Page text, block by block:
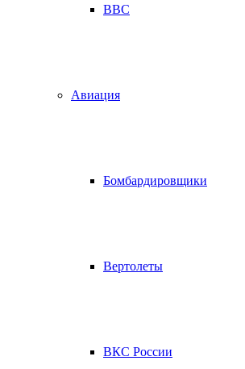
ВВС
Авиация
Бомбардировщики
Вертолеты
ВКС России